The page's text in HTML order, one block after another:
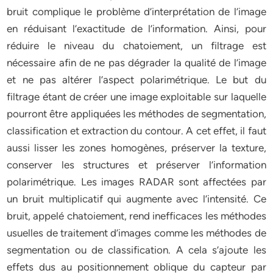
bruit complique le problème d’interprétation de l’image
en réduisant l’exactitude de l’information. Ainsi, pour
réduire le niveau du chatoiement, un filtrage est
nécessaire afin de ne pas dégrader la qualité de l’image
et ne pas altérer l’aspect polarimétrique. Le but du
filtrage étant de créer une image exploitable sur laquelle
pourront être appliquées les méthodes de segmentation,
classification et extraction du contour. A cet effet, il faut
aussi lisser les zones homogènes, préserver la texture,
conserver les structures et préserver l’information
polarimétrique. Les images RADAR sont affectées par
un bruit multiplicatif qui augmente avec l’intensité. Ce
bruit, appelé chatoiement, rend inefficaces les méthodes
usuelles de traitement d’images comme les méthodes de
segmentation ou de classification. A cela s’ajoute les
effets dus au positionnement oblique du capteur par